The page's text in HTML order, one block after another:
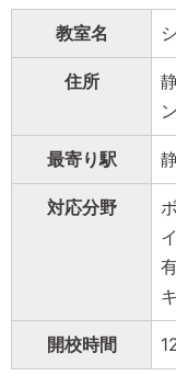
教室名
住所
最寄り駅
対応分野
開校時間